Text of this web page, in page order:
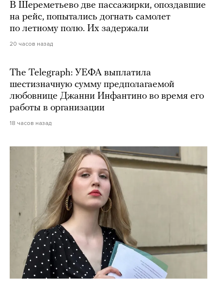
В Шереметьево две пассажирки, опоздавшие
на рейс, попытались догнать самолет
по летному полю. Их задержали
20 часов назад
The Telegraph: УЕФА выплатила
шестизначную сумму предполагаемой
любовнице Джанни Инфантино во время его
работы в организации
18 часов назад